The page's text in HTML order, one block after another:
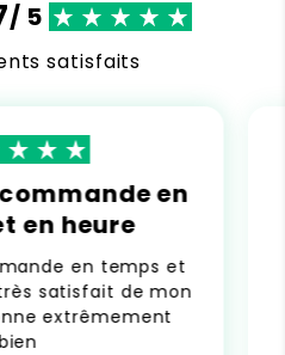
/ 5
satisfaits
en
en heure
en temps et
satisfait de mon
extrêmement